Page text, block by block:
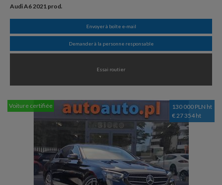
Audi A6 2021 prod.
Envoyer à boîte e-mail
Demander à la personne responsable
Essai routier
130 000 PLN ht
€ 27 354 ht
Voiture certifiée